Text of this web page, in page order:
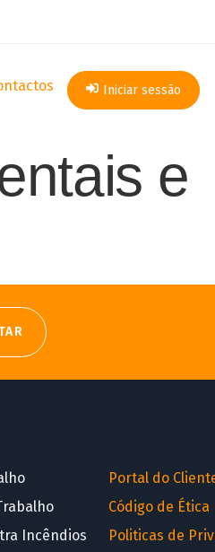
Iniciar sessão
e
Incêndios
Portal do
Código de Ética
Politicas de